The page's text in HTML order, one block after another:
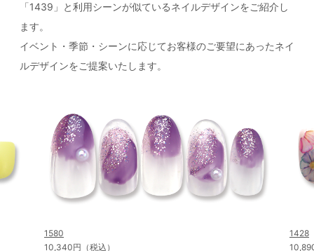
「1439」と利用シーンが似ているネイルデザインをご紹介し
ます。
イベント・季節・シーンに応じてお客様のご要望にあったネイ
ルデザインをご提案いたします。
1580
10,340円（税込）
1428